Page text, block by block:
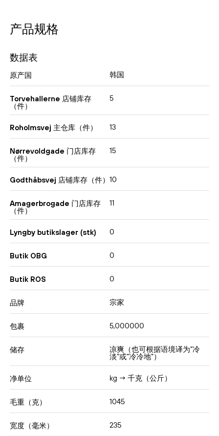
产品规格
数据表
原产国 韩国
Torvehallerne 店铺库存
（件）
5
Roholmsvej 主仓库（件） 13
Nørrevoldgade 门店库存
（件）
15
Godthåbsvej 店铺库存（件） 10
Amagerbrogade 门店库存
（件）
11
Lyngby butikslager (stk) 0
Butik OBG 0
Butik ROS 0
品牌 宗家
包裹 5,000000
储存 凉爽（也可根据语境译为“冷
淡”或“冷冷地”）
净单位 kg → 千克（公斤）
毛重（克） 1045
宽度（毫米） 235